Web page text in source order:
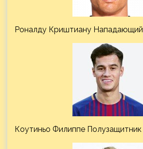
Роналду Криштиану Нападающий
Коутиньо Филиппе Полузащитник